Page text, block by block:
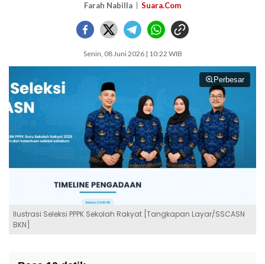
Farah Nabilla Suara.Com
Senin, 08 Juni 2026 | 10:22 WIB
Perbesar
Ilustrasi Seleksi PPPK Sekolah Rakyat [Tangkapan Layar/SSCASN
BKN]